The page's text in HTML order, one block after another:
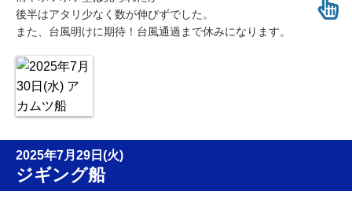
後半はアタリ少なく数が伸びずでした。
また、台風明けに期待！台風通過まで休みになります。
2025年7月29日(火)
ジギング船